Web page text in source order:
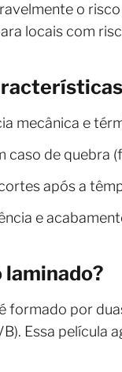
o
locais com
mecânica e
caso de quebra
após a
e
laminado?
é formado por
Essa película